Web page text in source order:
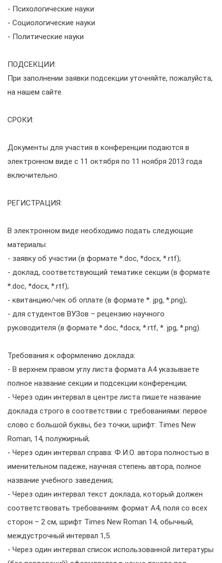
- Психологические науки
- Социологические науки
- Политические науки
ПОДСЕКЦИИ:
При заполнении заявки подсекции уточняйте, пожалуйста,
на нашем сайте.
СРОКИ:
Документы для участия в конференции подаются в
электронном виде с 11 октября по 11 ноября 2013 года
включительно.
РЕГИСТРАЦИЯ:
В электронном виде необходимо подать следующие
материалы:
- заявку об участии (в формате *.doc, *docx, *.rtf);
- доклад, соответствующий тематике секции (в формате
*.doc, *docx, *.rtf);
- квитанцию/чек об оплате (в формате *. jpg, *.png);
- для студентов ВУЗов – рецензию научного
руководителя (в формате *.doc, *docx, *.rtf, *. jpg, *.png).
Требования к оформлению доклада:
- В верхнем правом углу листа формата А4 указываете
полное название секции и подсекции конференции;
- Через один интервал в центре листа пишете название
доклада строго в соответствии с требованиями: первое
слово с большой буквы, без точки, шрифт: Times New
Roman, 14, полужирный;
- Через один интервал справа: Ф.И.О. автора полностью в
именительном падеже, научная степень автора, полное
название учебного заведения;
- Через один интервал текст доклада, который должен
соответствовать требованиям: формат А4, поля со всех
сторон – 2 см, шрифт Times New Roman 14, обычный,
междустрочный интервал 1,5.
- Через один интервал список использованной литературы